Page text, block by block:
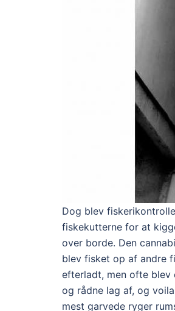
Dog blev
fiskekutterne for at
over borde. Den
blev fisket op af andre
efterladt, men ofte blev
og rådne lag af, og
mest garvede ryger